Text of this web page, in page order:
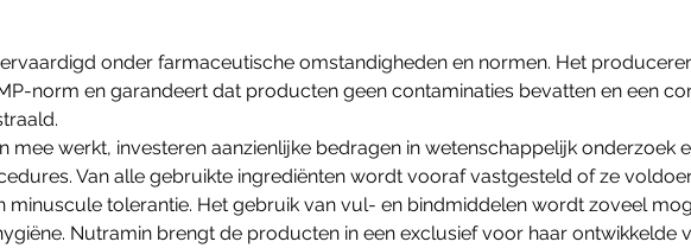
onder farmaceutische omstandigheden en normen. Het
norm en garandeert dat producten geen contaminaties bevatten en een
mee werkt, investeren aanzienlijke bedragen in wetenschappelijk
Van alle gebruikte ingrediënten wordt vooraf vastgesteld of ze
minuscule tolerantie. Het gebruik van vul- en bindmiddelen wordt zoveel
Nutramin brengt de producten in een exclusief voor haar